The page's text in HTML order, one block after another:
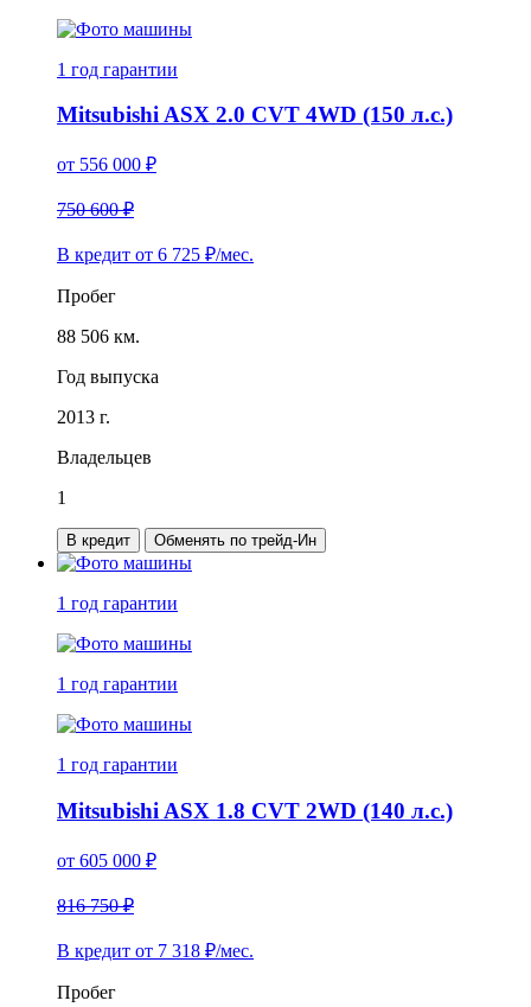
1 год гарантии
Mitsubishi ASX 2.0 CVT 4WD (150 л.с.)
от 556 000 ₽
750 600 ₽
В кредит от 6 725 ₽/мес.
Пробег
88 506 км.
Год выпуска
2013 г.
Владельцев
1
В кредит Обменять по трейд-Ин
1 год гарантии
1 год гарантии
1 год гарантии
Mitsubishi ASX 1.8 CVT 2WD (140 л.с.)
от 605 000 ₽
816 750 ₽
В кредит от 7 318 ₽/мес.
Пробег